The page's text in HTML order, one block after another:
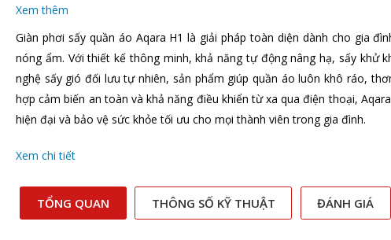
Xem thêm
Giàn phơi sấy quần áo Aqara H1 là giải pháp toàn diện dành cho gia
nóng ẩm. Với thiết kế thông minh, khả năng tự động nâng hạ, sấy khử
nghệ sấy gió đối lưu tự nhiên, sản phẩm giúp quần áo luôn khô ráo,
hợp cảm biến an toàn và khả năng điều khiển từ xa qua điện thoại,
hiện đại và bảo vệ sức khỏe tối ưu cho mọi thành viên trong gia đình.
Xem chi tiết
TỔNG QUAN THÔNG SỐ KỸ THUẬT ĐÁNH GIÁ